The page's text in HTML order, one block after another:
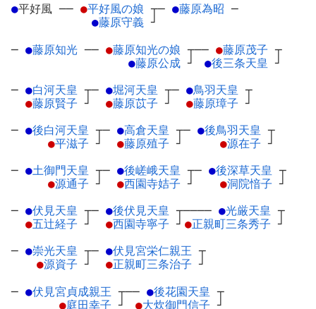
●平好風 ── ●平好風の娘 ┬
●藤原守義 ┘
─ ●藤原為昭 ─
─ ●藤原知光 ── ●藤原知光の娘 ┬
●藤原公成 ┘
── ●藤原茂子 ┬
●後三条天皇 ┘
─ ●白河天皇 ┬
●藤原賢子 ┘
─ ●堀河天皇 ┬
●藤原苡子 ┘
─ ●鳥羽天皇 ┬
●藤原璋子 ┘
─ ●後白河天皇 ┬
●平滋子 ┘
─ ●高倉天皇 ┬
●藤原殖子 ┘
─ ●後鳥羽天皇 ┬
●源在子 ┘
─ ●土御門天皇 ┬
●源通子 ┘
─ ●後嵯峨天皇 ┬
●西園寺姞子 ┘
─ ●後深草天皇 ┬
●洞院愔子 ┘
─ ●伏見天皇 ┬
●五辻経子 ┘
─ ●後伏見天皇 ┬
●西園寺寧子 ┘
──── ●光厳天皇 ┬
●正親町三条秀子 ┘
─ ●崇光天皇 ┬
●源資子 ┘
─ ●伏見宮栄仁親王 ┬
●正親町三条治子 ┘
─ ●伏見宮貞成親王 ┬
●庭田幸子 ┘
── ●後花園天皇 ┬
●大炊御門信子 ┘